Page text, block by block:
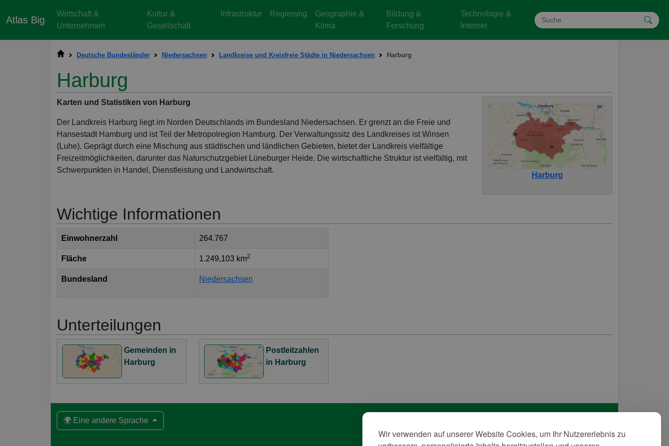
Wir verwenden auf unserer Website Cookies, um Ihr Nutzererlebnis zu
Atlas Big
Wirtschaft &
Unternehmen
Kultur &
Gesellschaft
Infrastruktur Regierung
Geographie &
Klima
Bildung &
Forschung
Technologie &
Internet
Deutsche Bundesländer Niedersachsen Landkreise und Kreisfreie Städte in Niedersachsen Harburg
Harburg
Karten und Statistiken von Harburg
Der Landkreis Harburg liegt im Norden Deutschlands im Bundesland Niedersachsen. Er grenzt an die Freie und
Hansestadt Hamburg und ist Teil der Metropolregion Hamburg. Der Verwaltungssitz des Landkreises ist Winsen
(Luhe). Geprägt durch eine Mischung aus städtischen und ländlichen Gebieten, bietet der Landkreis vielfältige
Freizeitmöglichkeiten, darunter das Naturschutzgebiet Lüneburger Heide. Die wirtschaftliche Struktur ist vielfältig, mit
Schwerpunkten in Handel, Dienstleistung und Landwirtschaft.
Harburg
Wichtige Informationen
Einwohnerzahl 264.767
Fläche 1.249,103 km2
Bundesland Niedersachsen
Unterteilungen
Gemeinden in
Harburg
Postleitzahlen
in Harburg
🌍 Eine andere Sprache
Datenschutzerkläreung